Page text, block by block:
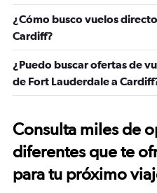
¿Cómo busco vuelos
Cardiff?
¿Puedo buscar ofertas de
de Fort Lauderdale a
Consulta miles de
diferentes que te
para tu próximo